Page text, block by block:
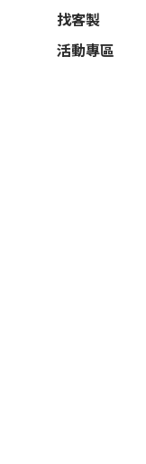
找客製
活動專區